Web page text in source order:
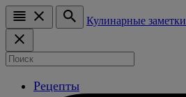
Кулинарные заметки
Рецепты